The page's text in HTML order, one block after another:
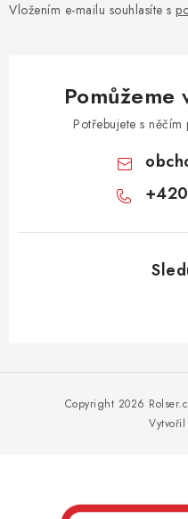
Vložením e-mailu souhlasíte s
Pomůžeme
Potřebujete s něčím
Vytvořil
Copyright 2026